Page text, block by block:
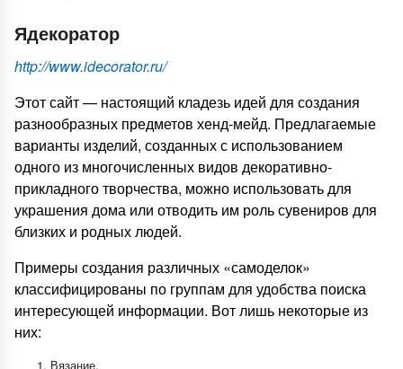
Ядекоратор
http://www.idecorator.ru/
Этот сайт — настоящий кладезь идей для создания
разнообразных предметов хенд-мейд. Предлагаемые
варианты изделий, созданных с использованием
одного из многочисленных видов декоративно-
прикладного творчества, можно использовать для
украшения дома или отводить им роль сувениров для
близких и родных людей.
Примеры создания различных «самоделок»
классифицированы по группам для удобства поиска
интересующей информации. Вот лишь некоторые из
них:
Вязание.